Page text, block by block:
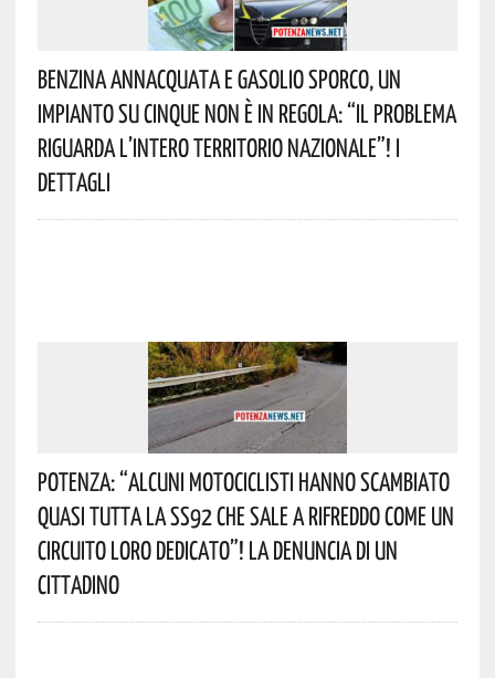
Benzina Annacquata E Gasolio Sporco, Un
Impianto Su Cinque Non È In Regola: “il Problema
Riguarda L’intero Territorio Nazionale”! I
Dettagli
Potenza: “alcuni Motociclisti Hanno Scambiato
Quasi Tutta La SS92 Che Sale A Rifreddo Come Un
Circuito Loro Dedicato”! La Denuncia Di Un
Cittadino